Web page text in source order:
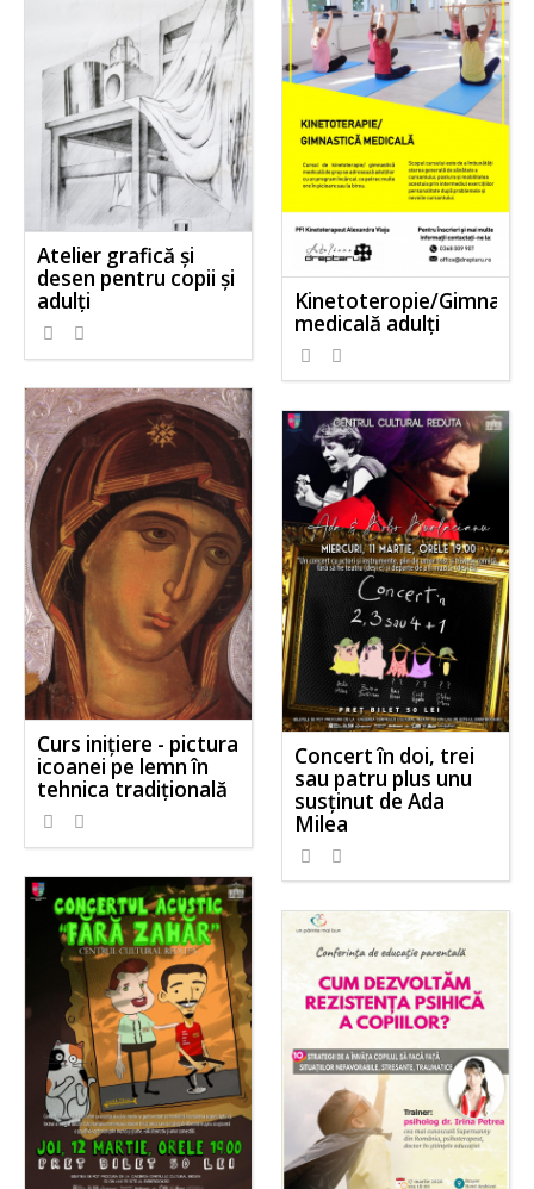
Atelier grafică și
desen pentru copii și
adulți
Kinetoteropie/
medicală adulți
Curs inițiere - pictura
icoanei pe lemn în
tehnica tradițională
Concert în doi, trei
sau patru plus unu
susținut de Ada
Milea